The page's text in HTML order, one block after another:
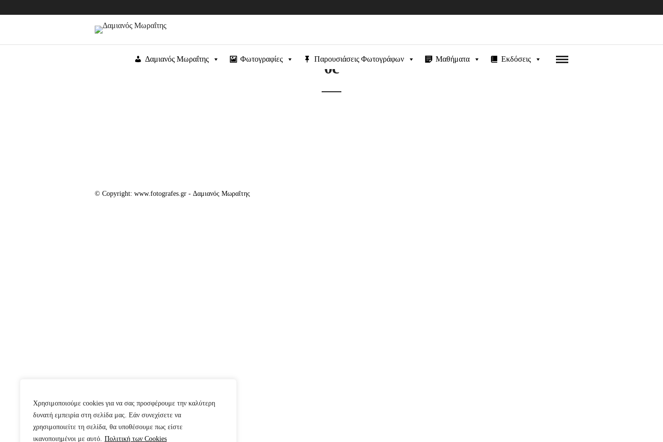
Χρησιμοποιούμε cookies για να σας προσφέρουμε την καλύτερη
δυνατή εμπειρία στη σελίδα μας. Εάν συνεχίσετε να
χρησιμοποιείτε τη σελίδα, θα υποθέσουμε πως είστε
ικανοποιημένοι με αυτό. Πολιτική των Cookies
Δαμιανός Μωραΐτης Φωτογραφίες Παρουσιάσεις Φωτογράφων Μαθήματα Εκδόσεις
0c
© Copyright: www.fotografes.gr - Δαμιανός Μωραΐτης